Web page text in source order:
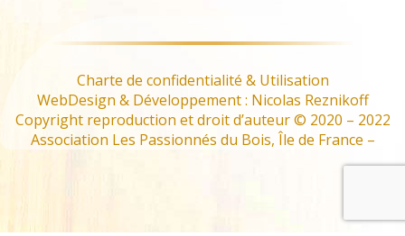
Charte de confidentialité & Utilisation
WebDesign & Développement : Nicolas Reznikoff
Copyright reproduction et droit d’auteur © 2020 – 2022
Association Les Passionnés du Bois, Île de France –